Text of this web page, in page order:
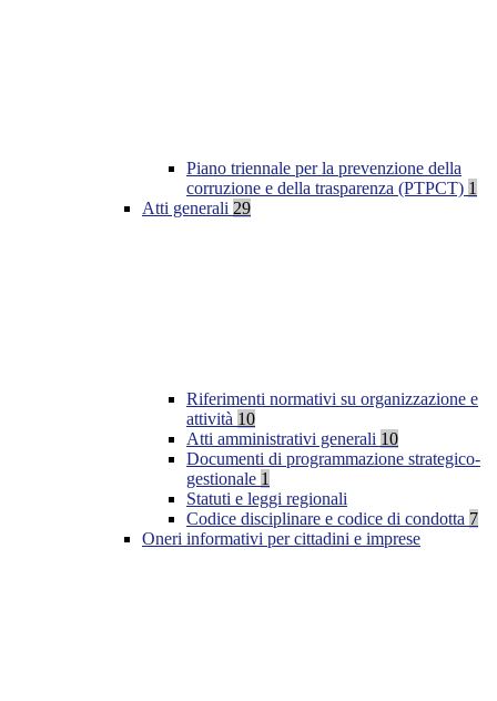
Piano triennale per la prevenzione della
corruzione e della trasparenza (PTPCT) 1
Atti generali 29
Riferimenti normativi su organizzazione e
attività 10
Atti amministrativi generali 10
Documenti di programmazione strategico-
gestionale 1
Statuti e leggi regionali
Codice disciplinare e codice di condotta 7
Oneri informativi per cittadini e imprese